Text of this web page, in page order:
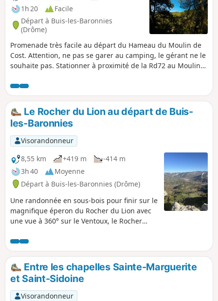
1h 20
Facile
Départ à Buis-les-Baronnies
(Drôme)
Promenade très facile au départ du Hameau du Moulin de
Cost. Attention, ne pas se garer au camping, le gérant ne le
souhaite pas. Stationner à proximité de la Rd72 au Moulin
Le Rocher du Lion au départ de Buis-
les-Baronnies
Visorandonneur
8,55 km
+419 m
-414 m
3h 40
Moyenne
Départ à Buis-les-Baronnies (Drôme)
Une randonnée en sous-bois pour finir sur le
magnifique éperon du Rocher du Lion avec
une vue à 360° sur le Ventoux, le Rocher
Tantôt sur une route forestière, tantôt sur
une sente étroite, tantôt dans les oliveraies,
c'est un spectacle permanent et varié qui
vous accompagnera tout au long de la
balade.
Entre les chapelles Sainte-Marguerite
et Saint-Sidoine
Visorandonneur